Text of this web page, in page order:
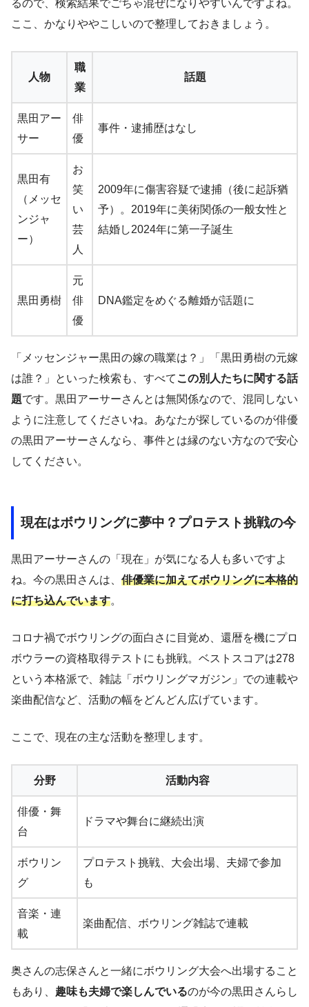
るので、検索結果でごちゃ混ぜになりやすいんですよね。
ここ、かなりややこしいので整理しておきましょう。
人物
職
業
話題
黒田アー
サー
俳
優
事件・逮捕歴はなし
黒田有
（メッセ
ンジャ
ー）
お
笑
い
芸
人
2009年に傷害容疑で逮捕（後に起訴猶
予）。2019年に美術関係の一般女性と
結婚し2024年に第一子誕生
黒田勇樹
元
俳
優
DNA鑑定をめぐる離婚が話題に
「メッセンジャー黒田の嫁の職業は？」「黒田勇樹の元嫁
は誰？」といった検索も、すべて この別人たちに関する話
題です。黒田アーサーさんとは無関係なので、混同しない
ように注意してくださいね。あなたが探しているのが俳優
の黒田アーサーさんなら、事件とは縁のない方なので安心
してください。
現在はボウリングに夢中？プロテスト挑戦の今
黒田アーサーさんの「現在」が気になる人も多いですよ
ね。今の黒田さんは、 俳優業に加えてボウリングに本格的
に打ち込んでいます。
コロナ禍でボウリングの面白さに目覚め、還暦を機にプロ
ボウラーの資格取得テストにも挑戦。ベストスコアは278
という本格派で、雑誌「ボウリングマガジン」での連載や
楽曲配信など、活動の幅をどんどん広げています。
ここで、現在の主な活動を整理します。
分野 活動内容
俳優・舞
台
ドラマや舞台に継続出演
ボウリン
グ
プロテスト挑戦、大会出場、夫婦で参加
も
音楽・連
載
楽曲配信、ボウリング雑誌で連載
奥さんの志保さんと一緒にボウリング大会へ出場すること
もあり、 趣味も夫婦で楽しんでいるのが今の黒田さんらし